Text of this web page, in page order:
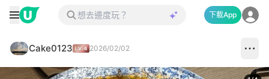
下載App
Cake0123 2026/02/02